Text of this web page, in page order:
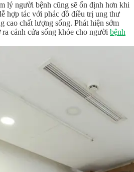
lý người bệnh cũng sẽ ổn định hơn khi
hợp tác với phác đồ điều trị ung thư
cao chất lượng sống. Phát hiện sớm
cánh cửa sống khỏe cho người bệnh